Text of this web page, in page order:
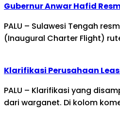
Gubernur Anwar Hafid
PALU – Sulawesi Tengah
(Inaugural Charter Flight)
Klarifikasi Perusahaan
PALU – Klarifikasi yang
dari warganet. Di kolom